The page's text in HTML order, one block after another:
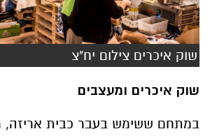
שוק איכרים ומעצבים
במתחם ששימש בעבר כבית אריזה,
תושבי הדרום. דוכני השוק כוללים
פסטות, מאכלי עדות אותנטיים